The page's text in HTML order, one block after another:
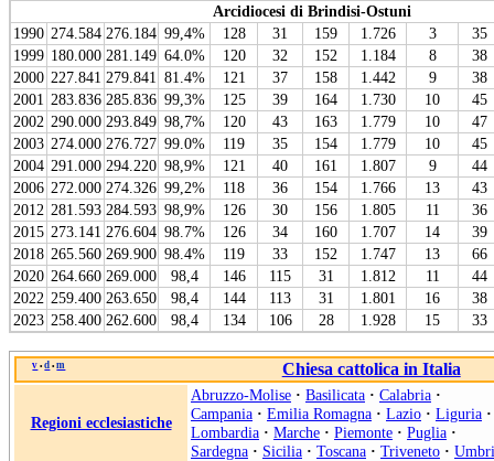
Arcidiocesi di Brindisi-Ostuni
1990 274.584 276.184 99,4% 128 31 159 1.726 3
35
1999 180.000 281.149 64.0% 120 32 152 1.184 8
38
2000 227.841 279.841 81.4% 121 37 158 1.442 9
38
2001 283.836 285.836 99,3% 125 39 164 1.730 10
45
2002 290.000 293.849 98,7% 120 43 163 1.779 10
47
2003 274.000 276.727 99.0% 119 35 154 1.779 10
45
2004 291.000 294.220 98,9% 121 40 161 1.807 9
44
2006 272.000 274.326 99,2% 118 36 154 1.766 13
43
2012 281.593 284.593 98,9% 126 30 156 1.805 11
36
2015 273.141 276.604 98.7% 126 34 160 1.707 14
39
2018 265.560 269.900 98.4% 119 33 152 1.747 13
66
2020 264.660 269.000 98,4 146 115 31 1.812 11
44
2022 259.400 263.650 98,4 144 113 31 1.801 16
38
2023 258.400 262.600 98,4 134 106 28 1.928 15 33
v • d • m Chiesa cattolica in Italia
Regioni ecclesiastiche
Abruzzo-Molise · Basilicata · Calabria ·
Campania · Emilia Romagna · Lazio · Liguria ·
Lombardia · Marche · Piemonte · Puglia ·
Sardegna · Sicilia · Toscana · Triveneto ·